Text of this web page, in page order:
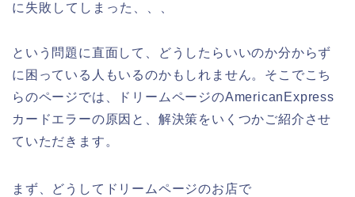
に失敗してしまった、、、
という問題に直面して、どうしたらいいのか分からず
に困っている人もいるのかもしれません。そこでこち
らのページでは、ドリームページのAmericanExpress
カードエラーの原因と、解決策をいくつかご紹介させ
ていただきます。
まず、どうしてドリームページのお店で